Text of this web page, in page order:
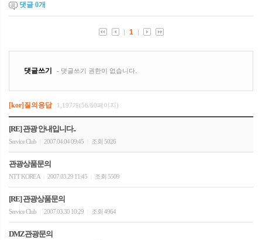
댓글 0개
[kor]질의응답 1,197개(56/60페이지)
[RE] 관광 안내입니다..
Service Club 2007.04.04 09:45 조회 5026
관광상품문의
NTT KOREA 2007.03.29 11:45 조회 5509
[RE] 관광상품문의
Service Club 2007.03.30 10:29 조회 4964
DMZ관광문의